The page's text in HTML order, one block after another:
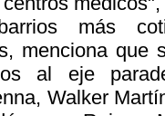
más
menciona que
al eje
Walker